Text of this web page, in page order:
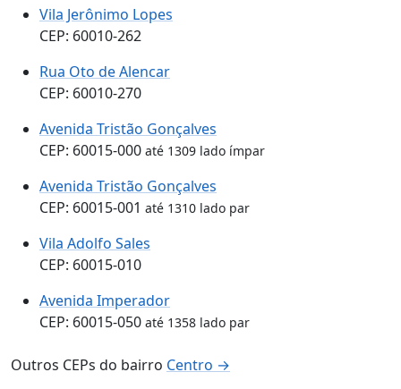
Vila Jerônimo Lopes
CEP: 60010-262
Rua Oto de Alencar
CEP: 60010-270
Avenida Tristão Gonçalves
CEP: 60015-000 até 1309 lado ímpar
Avenida Tristão Gonçalves
CEP: 60015-001 até 1310 lado par
Vila Adolfo Sales
CEP: 60015-010
Avenida Imperador
CEP: 60015-050 até 1358 lado par
Outros CEPs do bairro Centro →